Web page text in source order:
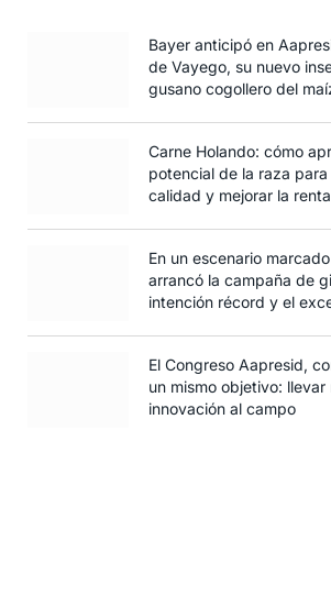
Bayer anticipó en
de Vayego, su nuevo
gusano cogollero del
Carne Holando: cómo
potencial de la raza
calidad y mejorar la
En un escenario
arrancó la campaña de
intención récord y el
El Congreso Aapresid,
un mismo objetivo: llevar
innovación al campo